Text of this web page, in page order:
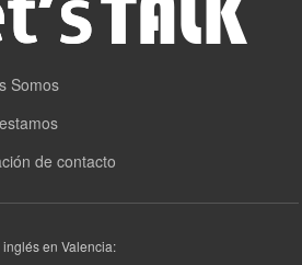
Somos
de contacto
en Valencia: